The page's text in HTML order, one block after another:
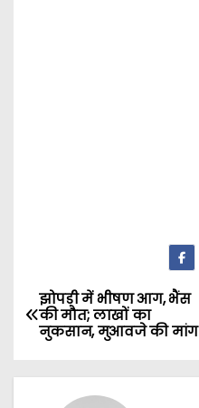
P
o
s
झोपड़ी में भीषण आग, भैंस
की मौत; लाखों का
नुकसान, मुआवजे की मांग